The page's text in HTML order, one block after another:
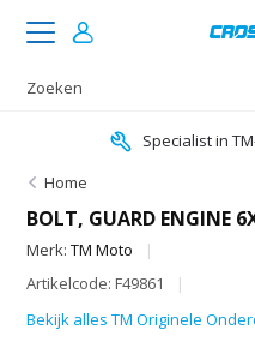
Specialist in
Home
BOLT, GUARD ENGINE
Merk:TM Moto
Artikelcode: F49861
Bekijk alles TM Originele